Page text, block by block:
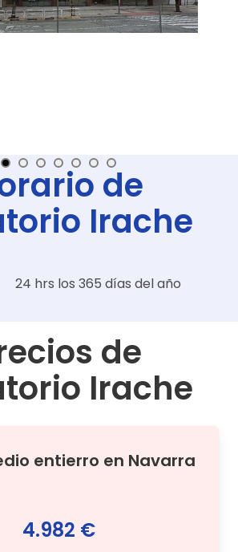
de
Irache
24 hrs los 365 días del año
de
Irache
entierro en Navarra
4.982 €